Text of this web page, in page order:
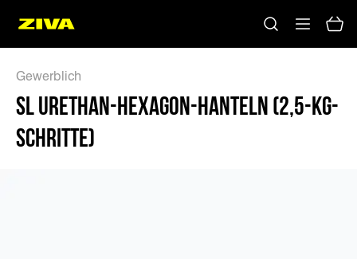
Gewerblich
SL URETHAN-HEXAGON-HANTELN (2,5-KG-
SCHRITTE)